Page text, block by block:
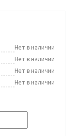
Нет в наличии
Нет в наличии
Нет в наличии
Нет в наличии